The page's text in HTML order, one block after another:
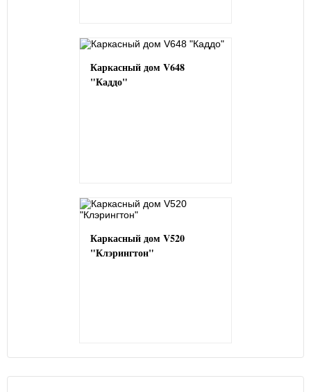
Каркасный дом V648
"Каддо"
Каркасный дом V520
"Клэрингтон"